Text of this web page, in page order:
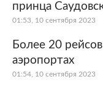
принца
01:53, 10 сентября 2023
Более 20
аэропортах
01:54, 10 сентября 2023